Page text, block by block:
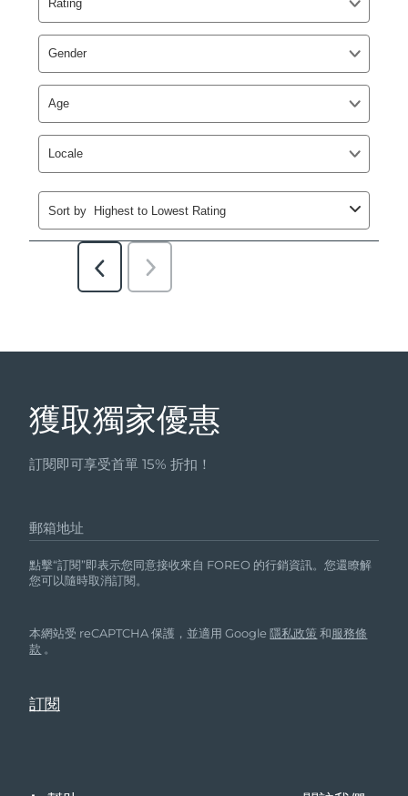
獲取獨家優惠
訂閱即可享受首單 15% 折扣！
郵箱地址
點擊“訂閱”即表示您同意接收來自 FOREO 的行銷資訊。您還瞭解
您可以隨時取消訂閱。
本網站受 reCAPTCHA 保護，並適用 Google隱私政策 和服務條
款 。